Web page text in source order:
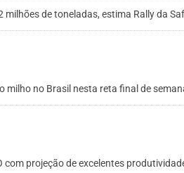
de toneladas, estima Rally da
milho no Brasil nesta reta final de
projeção de excelentes